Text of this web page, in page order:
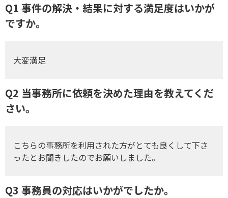
Q1 事件の解決・結果に対する満足度はいかが
ですか。
大変満足
Q2 当事務所に依頼を決めた理由を教えてくだ
さい。
こちらの事務所を利用された方がとても良くして下さ
ったとお聞きしたのでお願いしました。
Q3 事務員の対応はいかがでしたか。